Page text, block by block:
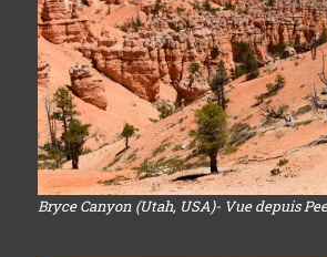
Bryce Canyon (Utah, USA)- Vue depuis